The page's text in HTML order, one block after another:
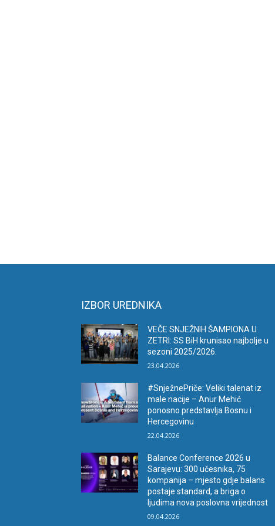
IZBOR UREDNIKA
VEČE SNJEŽNIH ŠAMPIONA U
ZETRI: SS BiH krunisao najbolje u
sezoni 2025/2026.
23.04.2026
#SnježnePriče: Veliki talenat iz
male nacije – Anur Mehić
ponosno predstavlja Bosnu i
Hercegovinu
22.04.2026
Balance Conference 2026 u
Sarajevu: 300 učesnika, 75
kompanija – mjesto gdje balans
postaje standard, a briga o
ljudima nova poslovna vrijednost
09.04.2026